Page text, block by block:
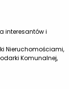
interesantów i
Nieruchomościami,
Komunalnej,